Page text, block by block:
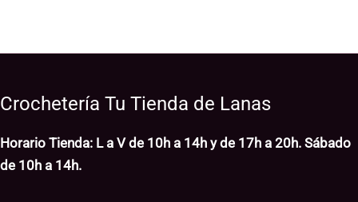
Crochetería Tu Tienda de Lanas
Horario Tienda: L a V de 10h a 14h y de 17h a 20h. Sábado
de 10h a 14h.